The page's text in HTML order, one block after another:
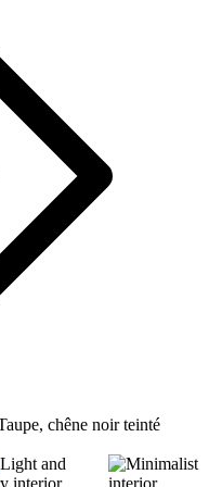
chêne noir teinté